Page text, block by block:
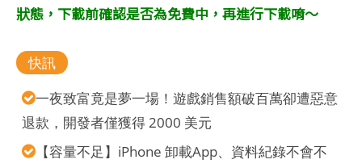
狀態，下載前確認是否為免費中，再進行下載唷～
快訊
一夜致富竟是夢一場！遊戲銷售額破百萬卻遭惡意
退款，開發者僅獲得 2000 美元
【容量不足】iPhone 卸載App、資料紀錄不會不